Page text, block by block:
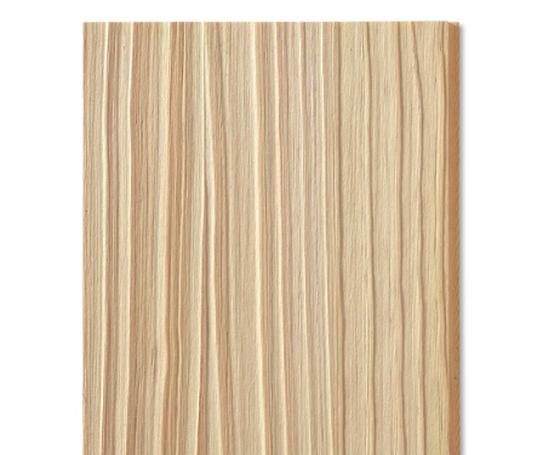
ウッドデッキ フローリング・ 床材
インテリア・ 家具
ペット用品
内装用建材 パネル・壁材
ロートアイアン 天然石・石材
メンテナンス・ 施工材 新商品
名古屋ショールーム ショールーム
ショールーム 札幌スマート
ショールー
ム
横浜スマートショールー
ウェルビーみのお
BOX
ご利用ガイド 初めての方へ
よくある質問 お問い合わせ
修理お問い合わせ クレーム公開
説明書・図面検索 水まわり3年保証
お役立ち情報 住まいのスタイリング
アイデア
ミラタップ
チャンネル
オンライン相談
その他サービス
ミラタップと
創る家
ASOLIE
工事会社紹介 Coziコンシ
ェルジュ
自分らしい家づくり
最高のリノベ会社が
かる リノベりす